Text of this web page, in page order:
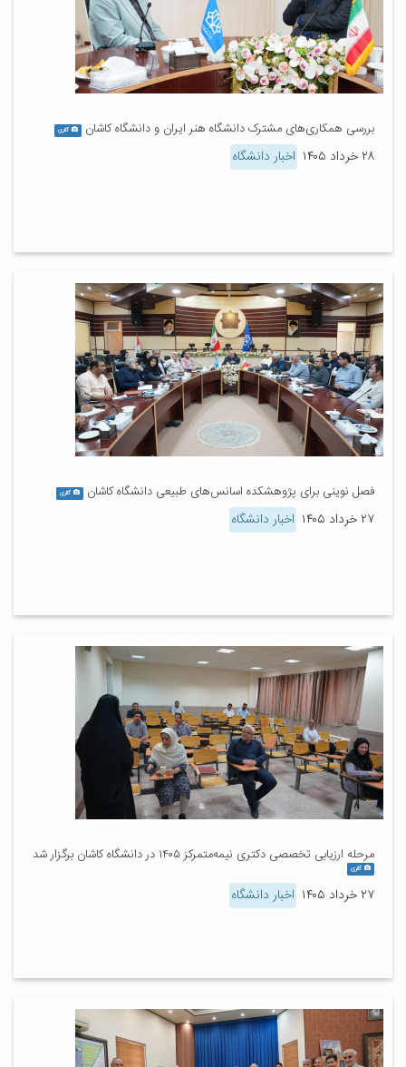
بررسی همکاری‌های مشترک دانشگاه هنر ایران و دانشگاه کاشان گالری
۲۸ خرداد ۱۴۰۵ اخبار دانشگاه
فصل نوینی برای پژوهشکده اسانس‌های طبیعی دانشگاه کاشان گالری
۲۷ خرداد ۱۴۰۵ اخبار دانشگاه
مرحله ارزیابی تخصصی دکتری نیمه‌متمرکز ۱۴۰۵ در دانشگاه کاشان برگزار شد
گالری
۲۷ خرداد ۱۴۰۵ اخبار دانشگاه